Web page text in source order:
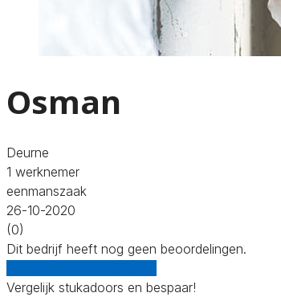
Osman
Deurne
1 werknemer
eenmanszaak
26-10-2020
(0)
Dit bedrijf heeft nog geen beoordelingen.
Vergelijk stukadoors en bespaar!